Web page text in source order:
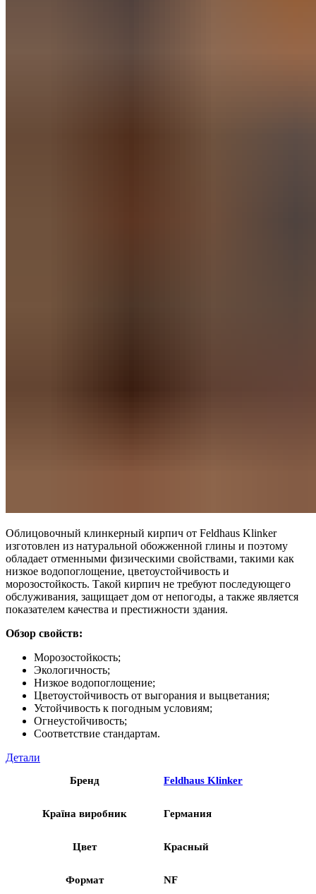
Облицовочный клинкерный кирпич от Feldhaus Klinker
изготовлен из натуральной обожженной глины и поэтому
обладает отменными физическими свойствами, такими как
низкое водопоглощение, цветоустойчивость и
морозостойкость. Такой кирпич не требуют последующего
обслуживания, защищает дом от непогоды, а также является
показателем качества и престижности здания.
Обзор свойств:
Морозостойкость;
Экологичность;
Низкое водопоглощение;
Цветоустойчивость от выгорания и выцветания;
Устойчивость к погодным условиям;
Огнеустойчивость;
Соответствие стандартам.
Детали
Бренд Feldhaus Klinker
Країна виробник Германия
Цвет Красный
Формат NF